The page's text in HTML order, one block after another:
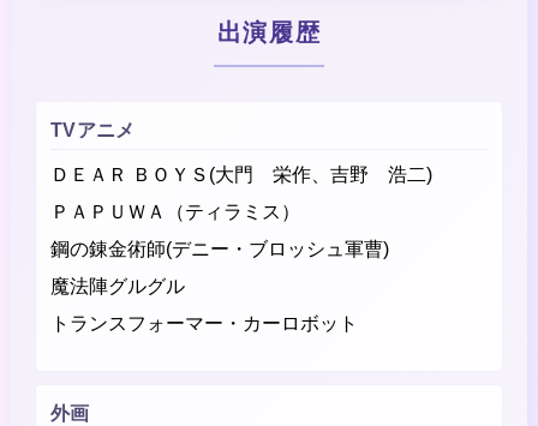
出演履歴
TVアニメ
ＤＥＡＲ ＢＯＹＳ(大門 栄作、吉野 浩二)
ＰＡＰＵＷＡ（ティラミス）
鋼の錬金術師(デニー・ブロッシュ軍曹)
魔法陣グルグル
トランスフォーマー・カーロボット
外画